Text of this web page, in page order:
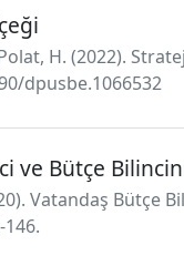
H. (2022).
dpusbe.1066532
ve Bütçe
Vatandaş Bütçe